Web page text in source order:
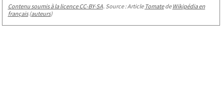
Contenu soumis à la licence CC-BY-SA. Source : Article Tomatede Wikipédia en
français(auteurs)